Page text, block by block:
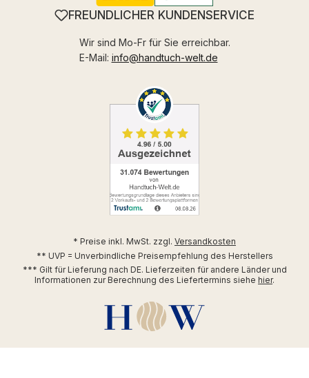
FREUNDLICHER KUNDENSERVICE
Wir sind Mo-Fr für Sie erreichbar.
E-Mail: info@handtuch-welt.de
* Preise inkl. MwSt. zzgl. Versandkosten
** UVP = Unverbindliche Preisempfehlung des Herstellers
*** Gilt für Lieferung nach DE. Lieferzeiten für andere Länder und
Informationen zur Berechnung des Liefertermins siehe hier.